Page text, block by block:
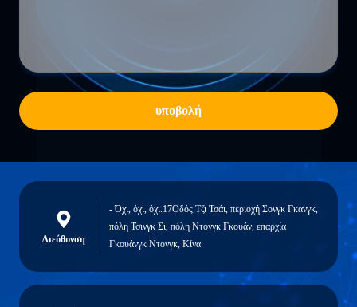
υποβολή
Διεύθυνση
- Όχι, όχι, όχι.17Οδός Τζι Τσάι, περιοχή Σονγκ Γκανγκ,
πόλη Τσινγκ Σι, πόλη Ντονγκ Γκουάν, επαρχία
Γκουάνγκ Ντονγκ, Κίνα